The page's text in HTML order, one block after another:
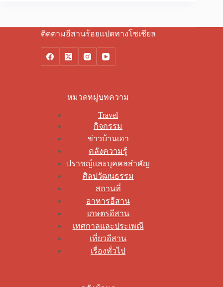
ติดตามอีสานร้อยแปดทางโซเชียล
หมวดหมู่บทความ
Travel
กิจกรรม
ข่าวบ้านเฮา
คลังความรู้
ปราชญ์และบุคคลสำคัญ
ศิลปวัฒนธรรม
สถานที่
อาหารอีสาน
เกษตรอีสาน
เทศกาลและประเพณี
เที่ยวอีสาน
เรื่องทั่วไป